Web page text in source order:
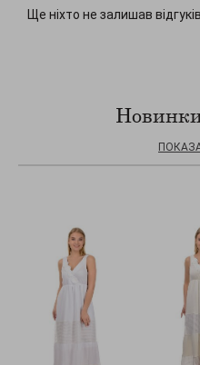
Ще ніхто не залишав
Новинки